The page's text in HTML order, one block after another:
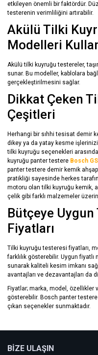
etkileyen önemli bir faktördür.
testerenin verimliliğini artırabilir.
Akülü Tilki
Modelleri
Akülü tilki kuyruğu testereler,
sunar. Bu modeller, kablolara
gerçekleştirilmesini sağlar.
Dikkat Çeken
Çeşitleri
Herhangi bir sıhhi tesisat demir
dikey ya da yatay kesme
tilki kuyruğu seçenekleri
kuyruğu panter testere Bosch
panter testere demir kemik
pratikliği sayesinde herkes
motoru olan tilki kuyruğu kemik,
çelik gibi farklı malzemeler
Bütçeye
Fiyatları
Tilki kuyruğu testeresi fiyatları,
farklılık gösterebilir. Uygun
sunarak kaliteli kesim imkanı
avantajları ve dezavantajları da
Fiyatlar; marka, model, özellikler
gösterebilir. Bosch panter testere
çıkan seçenekler sunmaktadır.
BİZE ULAŞIN